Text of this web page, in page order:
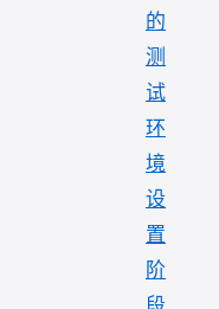
的
测
试
环
境
设
置
阶